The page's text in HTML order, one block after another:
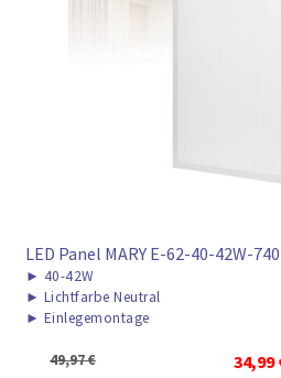
LED Panel MARY E-62-40-42W-740
► 40-42W
► Lichtfarbe Neutral
► Einlegemontage
49,97€ 34,99